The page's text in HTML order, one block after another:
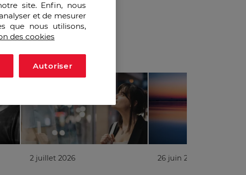
2 juillet 2026 26 juin 2026
site. Enfin, nous
et de mesurer
que nous utilisons,
des cookies
Autoriser